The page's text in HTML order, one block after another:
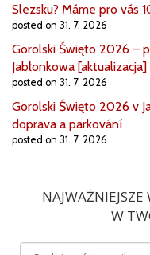
Slezsku? Máme pro vás
posted on 31. 7. 2026
Gorolski Święto 2026 –
Jabłonkowa [aktualizacja]
posted on 31. 7. 2026
Gorolski Święto 2026 v
doprava a parkování
posted on 31. 7. 2026
W